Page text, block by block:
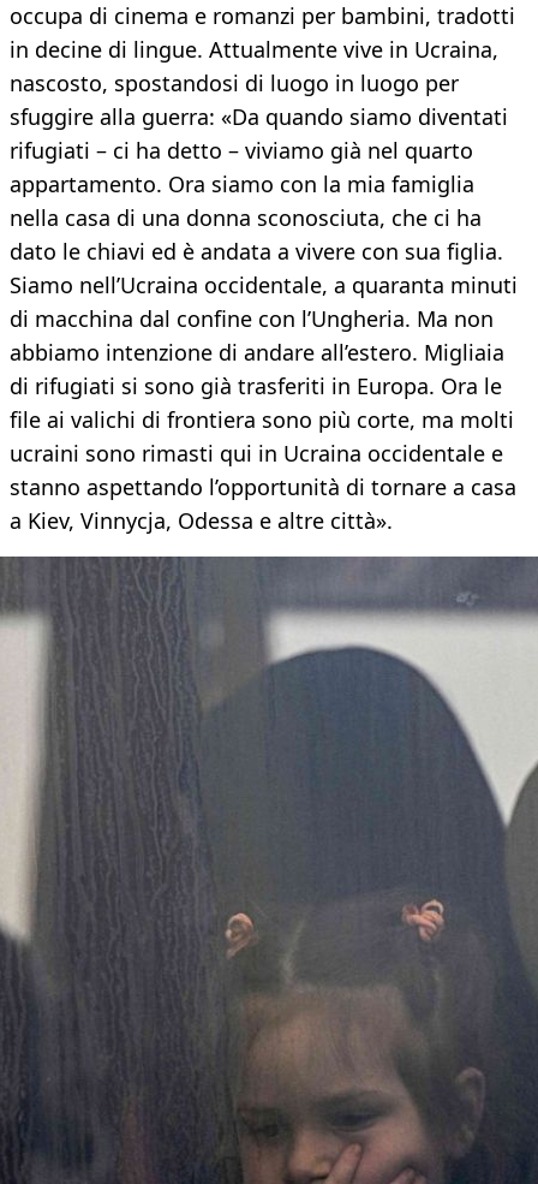
occupa di cinema e romanzi per bambini, tradotti
in decine di lingue. Attualmente vive in Ucraina,
nascosto, spostandosi di luogo in luogo per
sfuggire alla guerra: «Da quando siamo diventati
rifugiati – ci ha detto – viviamo già nel quarto
appartamento. Ora siamo con la mia famiglia
nella casa di una donna sconosciuta, che ci ha
dato le chiavi ed è andata a vivere con sua figlia.
Siamo nell’Ucraina occidentale, a quaranta minuti
di macchina dal confine con l’Ungheria. Ma non
abbiamo intenzione di andare all’estero. Migliaia
di rifugiati si sono già trasferiti in Europa. Ora le
file ai valichi di frontiera sono più corte, ma molti
ucraini sono rimasti qui in Ucraina occidentale e
stanno aspettando l’opportunità di tornare a casa
a Kiev, Vinnycja, Odessa e altre città».